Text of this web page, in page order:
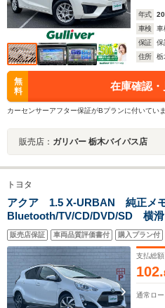
年式
車検
車
保証
保
住所
栃
無
料
在庫確認
カーセンサーアフター保証がBプランに付いてい
販売店： ガリバー 栃木バイパス店
トヨタ
アクア 1.5 X-URBAN 純正メ
Bluetooth/TV/CD/DVD/SD 横
装置 LEDヘッドライト フォ
シルバーファブリックコンビシ
席) オートエアコン
販売店保証 車両品質評価書付 購入プラン付
支払総額
102.
通常ロー